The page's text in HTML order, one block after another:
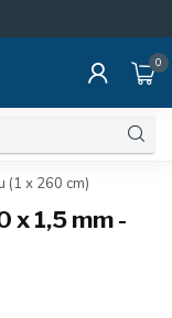
0
(1 x 260 cm)
x 1,5 mm -